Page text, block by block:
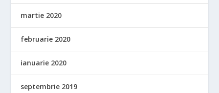
martie 2020
februarie 2020
ianuarie 2020
septembrie 2019